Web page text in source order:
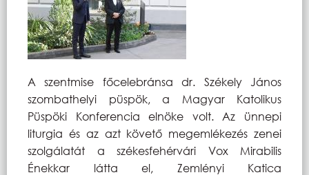
A szentmise főcelebránsa dr. Székely János
szombathelyi püspök, a Magyar Katolikus
Püspöki Konferencia elnöke volt. Az ünnepi
liturgia és az azt követő megemlékezés zenei
szolgálatát a székesfehérvári Vox Mirabilis
Énekkar látta el, Zemlényi Katica